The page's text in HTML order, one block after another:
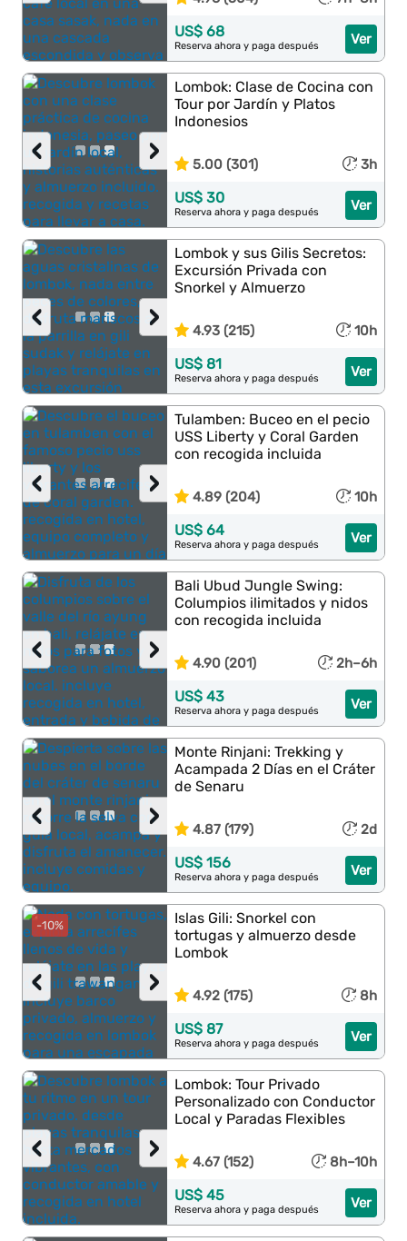
Ver
US$ 68
Reserva ahora y paga después
›
‹
Lombok: Clase de Cocina con
Tour por Jardín y Platos
Indonesios
5.00 (301) 3h
Ver
US$ 30
Reserva ahora y paga después
›
‹
Lombok y sus Gilis Secretos:
Excursión Privada con
Snorkel y Almuerzo
4.93 (215) 10h
Ver
US$ 81
Reserva ahora y paga después
›
‹
Tulamben: Buceo en el pecio
USS Liberty y Coral Garden
con recogida incluida
4.89 (204) 10h
Ver
US$ 64
Reserva ahora y paga después
›
‹
Bali Ubud Jungle Swing:
Columpios ilimitados y nidos
con recogida incluida
4.90 (201) 2h–6h
Ver
US$ 43
Reserva ahora y paga después
›
‹
Monte Rinjani: Trekking y
Acampada 2 Días en el Cráter
de Senaru
4.87 (179) 2d
Ver
US$ 156
Reserva ahora y paga después
-10%
›
‹
Islas Gili: Snorkel con
tortugas y almuerzo desde
Lombok
4.92 (175) 8h
Ver
US$ 87
Reserva ahora y paga después
›
‹
Lombok: Tour Privado
Personalizado con Conductor
Local y Paradas Flexibles
4.67 (152) 8h–10h
Ver
US$ 45
Reserva ahora y paga después